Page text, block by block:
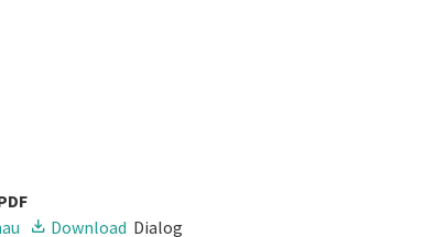
Download Dialog